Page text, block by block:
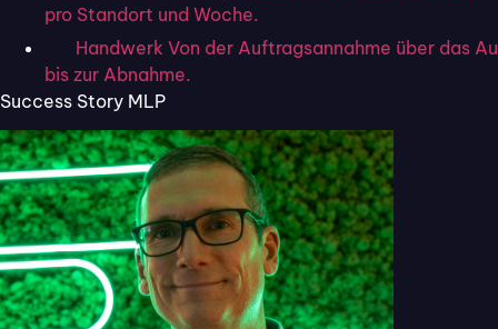
pro Standort und Woche.
Handwerk Von der Auftragsannahme über das
bis zur Abnahme.
Success Story MLP
Online
Formulare
unkompliziert
digitalisieren
mit Flixcheck.
30 Tage kostenlos
Jetzt starten